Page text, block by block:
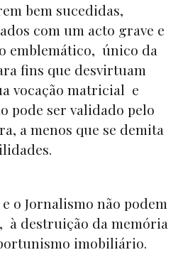
bem sucedidas,
com um acto grave e
emblemático, único da
fins que desvirtuam
vocação matricial e
pode ser validado pelo
a menos que se demita
o Jornalismo não podem
à destruição da memória
imobiliário.